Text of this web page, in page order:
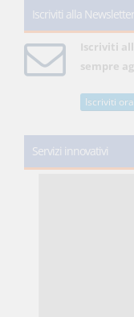
Iscriviti alla Newsletter
Iscriviti
sempre
Iscriviti ora
Servizi innovativi